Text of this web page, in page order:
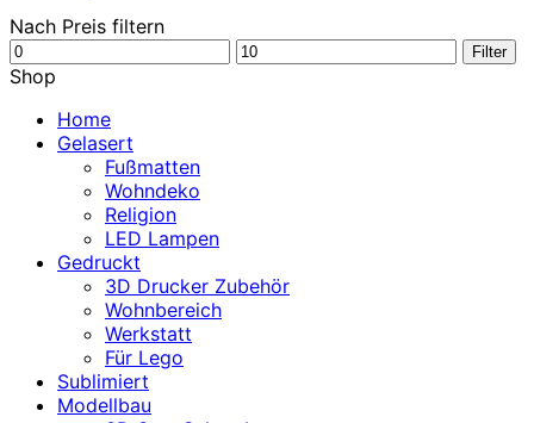
Nach Preis filtern
Min.
Preis
Max.
Filter
Shop
Home
Gelasert
Fußmatten
Wohndeko
Religion
LED Lampen
Gedruckt
3D Drucker Zubehör
Wohnbereich
Werkstatt
Für Lego
Sublimiert
Modellbau